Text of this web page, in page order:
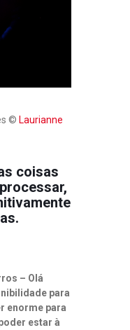
© Laurianne
coisas
– Olá
para
enorme para
estar à